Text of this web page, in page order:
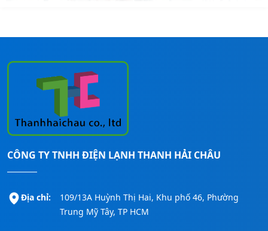
Bạn đang có nhu cầu cần được tư vấn –
báo giá – khảo sát – lắp đặt các loại máy
lạnh Panasonic cho mọi công trình, bạn
liên hệ ngay đến số
CÔNG TY TNHH ĐIỆN LẠNH THANH HẢI CHÂU
Địa chỉ:
109/13A Huỳnh Thị Hai, Khu phố 46, Phường
Trung Mỹ Tây, TP HCM